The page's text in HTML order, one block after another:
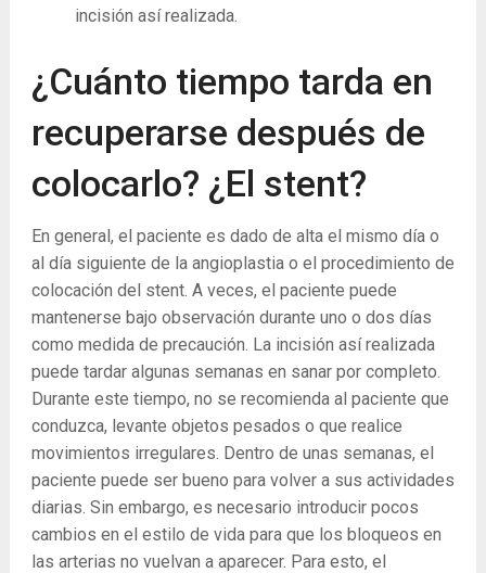
incisión así realizada.
¿Cuánto tiempo tarda en
recuperarse después de
colocarlo? ¿El stent?
En general, el paciente es dado de alta el mismo día o
al día siguiente de la angioplastia o el procedimiento de
colocación del stent. A veces, el paciente puede
mantenerse bajo observación durante uno o dos días
como medida de precaución. La incisión así realizada
puede tardar algunas semanas en sanar por completo.
Durante este tiempo, no se recomienda al paciente que
conduzca, levante objetos pesados ​​o que realice
movimientos irregulares. Dentro de unas semanas, el
paciente puede ser bueno para volver a sus actividades
diarias. Sin embargo, es necesario introducir pocos
cambios en el estilo de vida para que los bloqueos en
las arterias no vuelvan a aparecer. Para esto, el